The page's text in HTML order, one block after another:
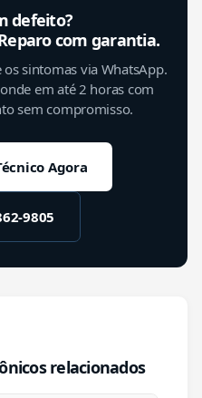
defeito?
com garantia.
sintomas via WhatsApp.
em até 2 horas com
sem compromisso.
Agora
9805
relacionados